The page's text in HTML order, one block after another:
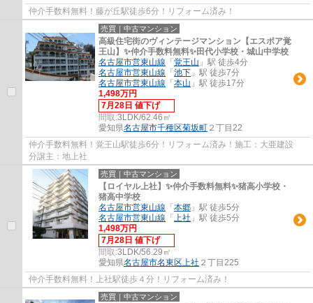
仲介手数料無料！藤が丘駅徒歩6分！リフォーム済み！
売買｜中古マンション
高級住宅街のヴィンテージマンション【エスポア覚
王山】✨️仲介手数料無料✨️田代小学校・城山中学校
名古屋市営東山線 「 覚王山 」駅 徒歩4分
名古屋市営東山線 「 池下 」駅 徒歩7分
名古屋市営東山線 「 本山 」駅 徒歩17分
1,498万円
7月28日 値下げ
間取:3LDK/62.46㎡
愛知県名古屋市千種区菊坂町 ２丁目22
仲介手数料無料！覚王山駅徒歩6分！リフォーム済み！施工：大亜建設
分譲主：地上社
売買｜中古マンション
【ロイヤル上社】✨️仲介手数料無料✨️猪高小学校・
猪高中学校
名古屋市営東山線 「 本郷 」駅 徒歩5分
名古屋市営東山線 「 上社 」駅 徒歩5分
1,498万円
7月28日 値下げ
間取:3LDK/56.29㎡
愛知県名古屋市名東区上社 ２丁目225
仲介手数料無料！上社駅徒歩４分！リフォーム済み！
売買｜中古マンション